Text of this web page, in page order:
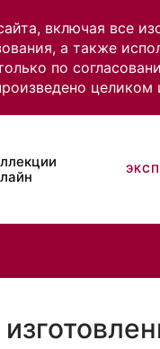
включая все
а также
по